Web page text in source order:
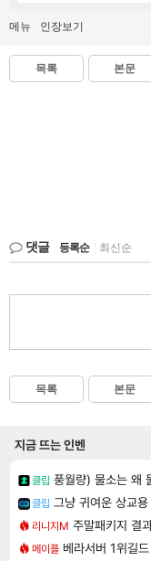
메뉴 인장보기
목록 본문
댓글 등록순 최신순
목록 본문
지금 뜨는 인벤
클립 풍월량) 물소는 왜
클립 그냥 귀여운 상교용
리니지M 주말패키지 결
메이플 베라서버 1위길